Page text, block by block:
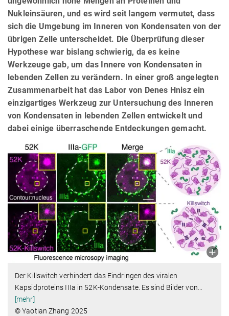
Nukleinsäuren, und es wird seit langem vermutet, dass
sich die Umgebung im Inneren von Kondensaten von der
übrigen Zelle unterscheidet. Die Überprüfung dieser
Hypothese war bislang schwierig, da es keine
Werkzeuge gab, um das Innere von Kondensaten in
lebenden Zellen zu verändern. In einer groß angelegten
Zusammenarbeit hat das Labor von Denes Hnisz ein
einzigartiges Werkzeug zur Untersuchung des Inneren
von Kondensaten in lebenden Zellen entwickelt und
dabei einige überraschende Entdeckungen gemacht.
Der Killswitch verhindert das Eindringen des viralen
Kapsidproteins IIIa in 52K-Kondensate. Es sind Bilder von
[mehr]
© Yaotian Zhang 2025